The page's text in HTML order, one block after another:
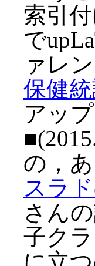
索引
で
ァレ
保健
アッ
の，
スラ
さん
子ク